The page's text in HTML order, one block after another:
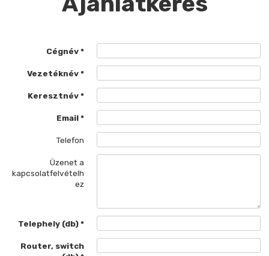
Cégnév
Vezetéknév
Keresztnév
Email
Telefon
Üzenet a
kapcsolatfelvételh
ez
Telephely (db)
Router, switch